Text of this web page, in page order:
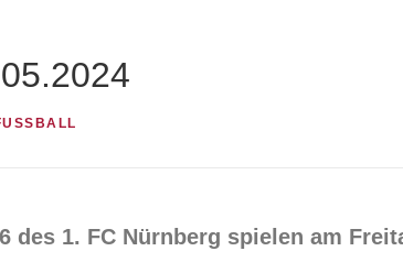
des 1. FC Nürnberg spielen am